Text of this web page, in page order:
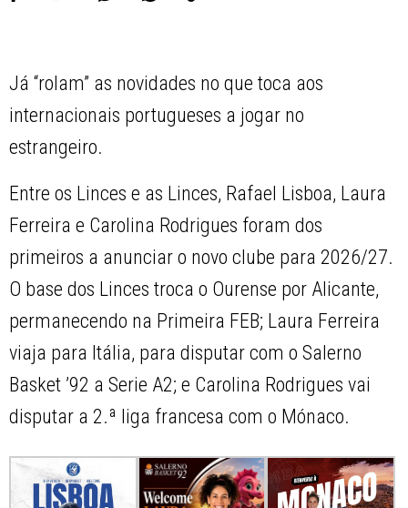
Já “rolam” as novidades no que toca aos
internacionais portugueses a jogar no
estrangeiro.
Entre os Linces e as Linces, Rafael Lisboa, Laura
Ferreira e Carolina Rodrigues foram dos
primeiros a anunciar o novo clube para 2026/27.
O base dos Linces troca o Ourense por Alicante,
permanecendo na Primeira FEB; Laura Ferreira
viaja para Itália, para disputar com o Salerno
Basket ’92 a Serie A2; e Carolina Rodrigues vai
disputar a 2.ª liga francesa com o Mónaco.